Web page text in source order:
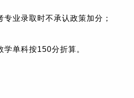
业录取时不承认政策加分；
单科按150分折算。